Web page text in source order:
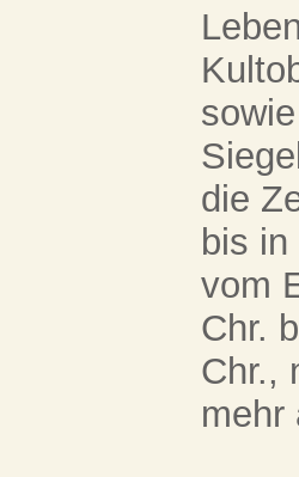
die
bis
vom
Chr.
Chr.,
mehr